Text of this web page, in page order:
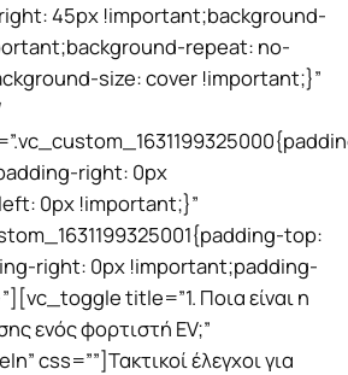
45px !important;background-
repeat: no-
size: cover !important;}”
right: 0px
0px !important;}”
top:
right: 0px !important;padding-
title=”1. Ποια είναι η
ενός φορτιστή EV;”
css=””]Τακτικοί έλεγχοι για